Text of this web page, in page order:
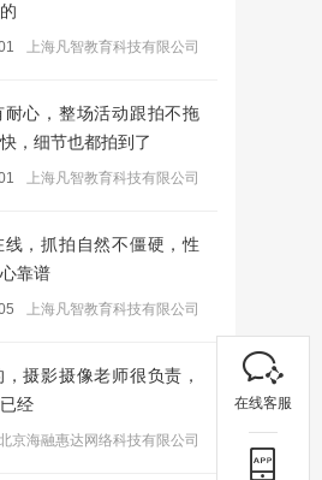
上海凡智教育科技有限公司
心，整场活动跟拍不拖
，细节也都拍到了
上海凡智教育科技有限公司
，抓拍自然不僵硬，性
靠谱
上海凡智教育科技有限公司
摄影摄像老师很负责，
经
京海融惠达网络科技有限公司
在线客服